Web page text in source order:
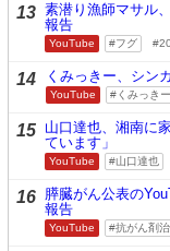
13 素潜り漁師マサル
報告
YouTube フグ
14 くみっきー、シン
YouTube くみっきー
15 山口達也、湘南に
ています」
YouTube 山口達也
16 膵臓がん公表の
報告
YouTube 抗がん剤